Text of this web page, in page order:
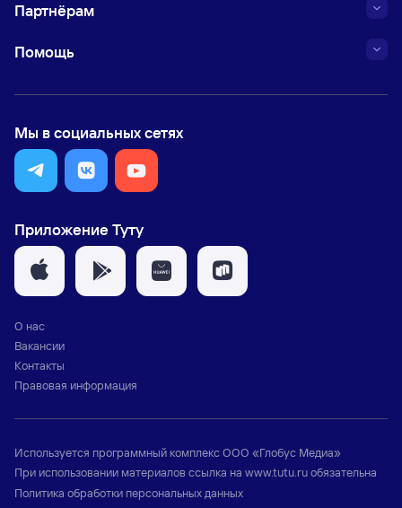
Партнёрам
Помощь
Мы в социальных сетях
Приложение Туту
О нас
Вакансии
Контакты
Правовая информация
Используется программный комплексООО «Глобус Медиа»
При использовании материалов ссылка на www.tutu.ruобязательна
Политика обработки персональных данных